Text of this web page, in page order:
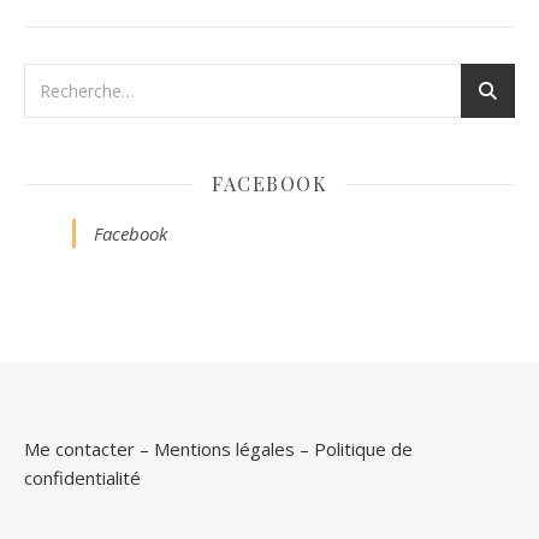
FACEBOOK
Facebook
Me contacter – Mentions légales – Politique de
confidentialité